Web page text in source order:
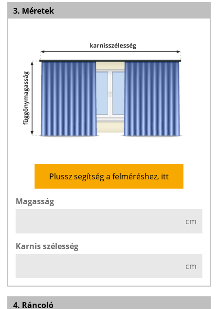
3. Méretek
Plussz segítség a felméréshez, itt
Magasság
cm
Karnis szélesség
cm
4. Ráncoló